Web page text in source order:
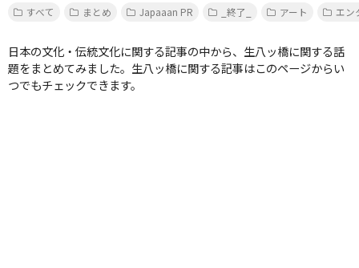
すべて
まとめ Japaaan PR _終了_ アート エン
日本の文化・伝統文化に関する記事の中から、生八ッ橋に関する話
題をまとめてみました。生八ッ橋に関する記事はこのページからい
つでもチェックできます。